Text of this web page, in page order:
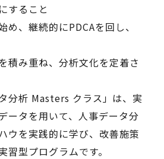
すること
め、継続的にPDCAを回し、
積み重ね、分析文化を定着さ
分析 Masters クラス」は、実
ータを用いて、人事データ分
ウを実践的に学び、改善施策
習型プログラムです。